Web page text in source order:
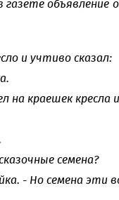
газете
и учтиво сказал:
на краешек кресла
семена?
- Но семена эти